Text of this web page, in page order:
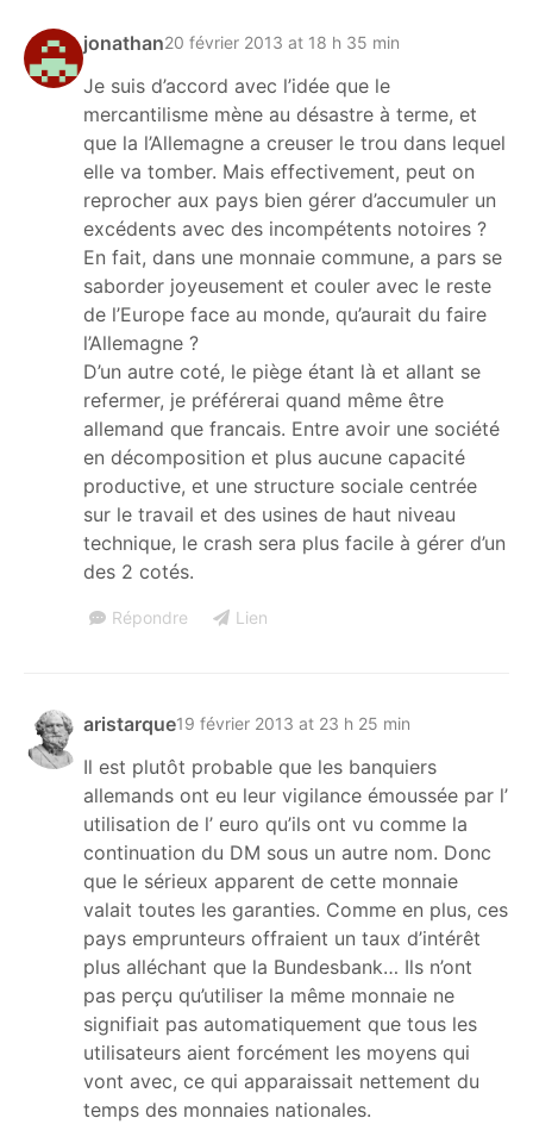
jonathan20 février 2013 at 18 h 35 min
Je suis d’accord avec l’idée que le
mercantilisme mène au désastre à terme, et
que la l’Allemagne a creuser le trou dans lequel
elle va tomber. Mais effectivement, peut on
reprocher aux pays bien gérer d’accumuler un
excédents avec des incompétents notoires ?
En fait, dans une monnaie commune, a pars se
saborder joyeusement et couler avec le reste
de l’Europe face au monde, qu’aurait du faire
l’Allemagne ?
D’un autre coté, le piège étant là et allant se
refermer, je préférerai quand même être
allemand que francais. Entre avoir une société
en décomposition et plus aucune capacité
productive, et une structure sociale centrée
sur le travail et des usines de haut niveau
technique, le crash sera plus facile à gérer d’un
des 2 cotés.
Répondre Lien
aristarque19 février 2013 at 23 h 25 min
Il est plutôt probable que les banquiers
allemands ont eu leur vigilance émoussée par l’
utilisation de l’ euro qu’ils ont vu comme la
continuation du DM sous un autre nom. Donc
que le sérieux apparent de cette monnaie
valait toutes les garanties. Comme en plus, ces
pays emprunteurs offraient un taux d’intérêt
plus alléchant que la Bundesbank… Ils n’ont
pas perçu qu’utiliser la même monnaie ne
signifiait pas automatiquement que tous les
utilisateurs aient forcément les moyens qui
vont avec, ce qui apparaissait nettement du
temps des monnaies nationales.